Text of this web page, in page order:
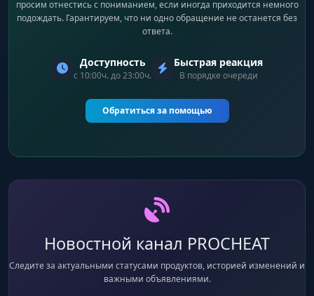
просим отнестись с пониманием, если иногда приходится немного
подождать. Гарантируем, что ни одно обращение не останется без
ответа.
Доступность
с 10:00ч. до 23:00ч.
Быстрая реакция
В порядке очереди
Обратиться за помощью
Новостной канал PROCHEAT
Следите за актуальными статусами продуктов, историей изменений и
важными объявлениями.